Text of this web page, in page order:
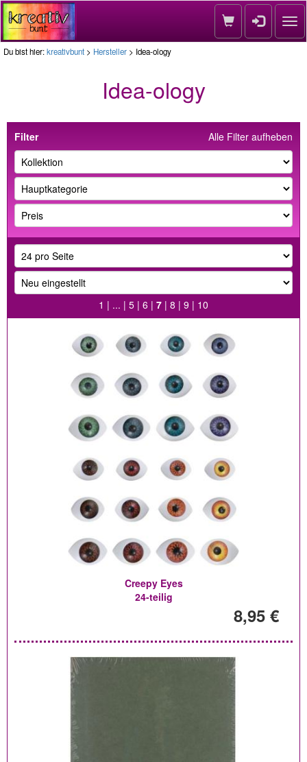
Du bist hier:kreativbunt > Hersteller > Idea-ology
Idea-ology
Alle Filter aufheben
Filter
1 | ... | 5 | 6 | 7 | 8 | 9 | 10
Creepy Eyes
24-teilig
8,95 €